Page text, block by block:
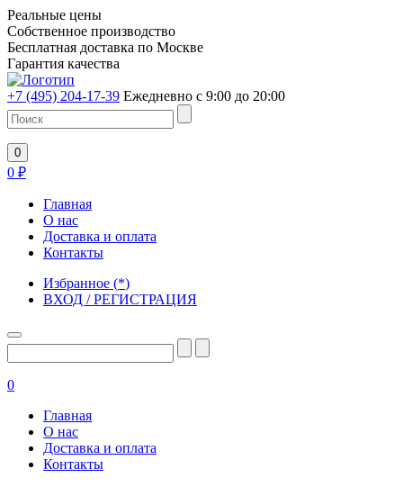
Реальные цены
Собственное производство
Бесплатная доставка по Москве
Гарантия качества
+7 (495) 204-17-39 Ежедневно с 9:00 до 20:00
0
0 ₽
Главная
О нас
Доставка и оплата
Контакты
Избранное (*)
ВХОД / РЕГИСТРАЦИЯ
0
Главная
О нас
Доставка и оплата
Контакты